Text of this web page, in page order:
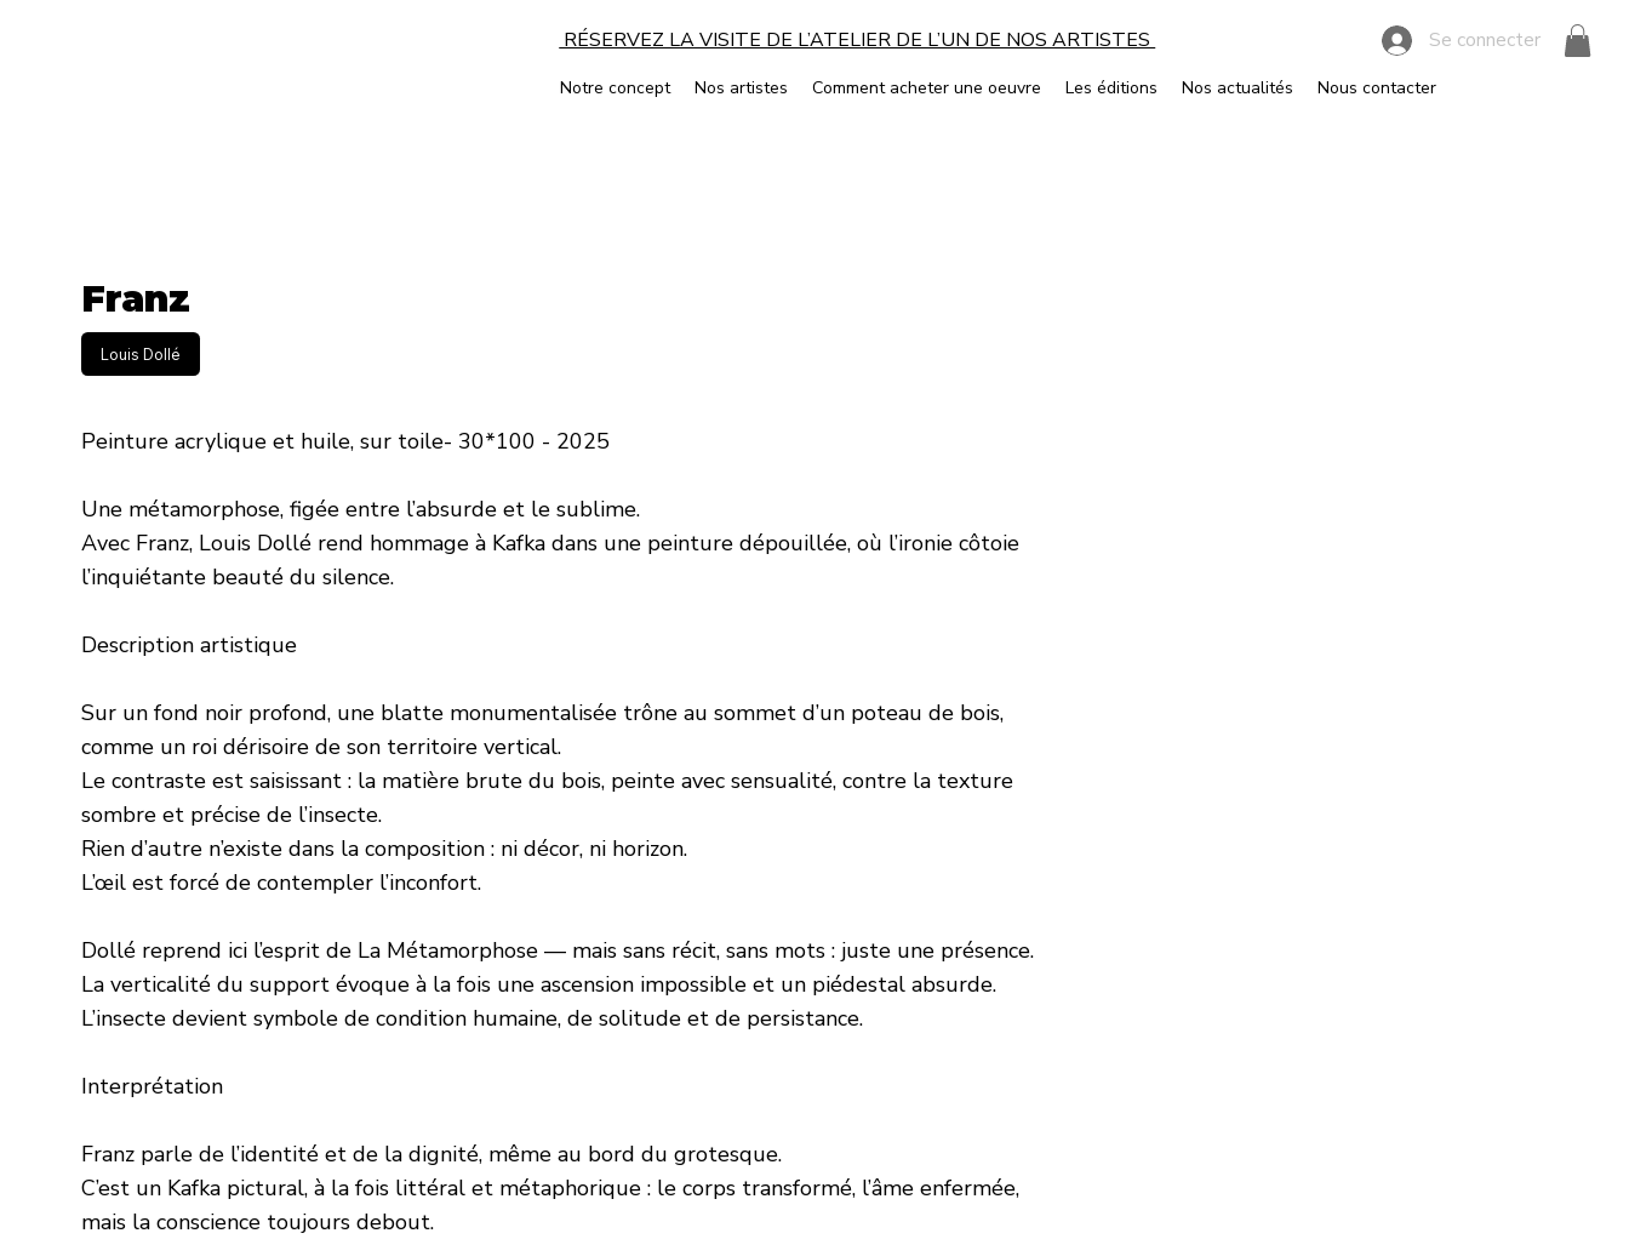
RÉSERVEZ LA VISITE DE L’ATELIER DE L’UN DE NOS ARTISTES
Notre concept Nos artistes Comment acheter une oeuvre Les éditions Nos actualités Nous contacter
Se connecter
Franz
Louis Dollé
Peinture acrylique et huile, sur toile- 30*100 - 2025
Une métamorphose, figée entre l’absurde et le sublime.
Avec Franz, Louis Dollé rend hommage à Kafka dans une peinture dépouillée, où l’ironie côtoie
l’inquiétante beauté du silence.
Description artistique
Sur un fond noir profond, une blatte monumentalisée trône au sommet d’un poteau de bois,
comme un roi dérisoire de son territoire vertical.
Le contraste est saisissant : la matière brute du bois, peinte avec sensualité, contre la texture
sombre et précise de l’insecte.
Rien d’autre n’existe dans la composition : ni décor, ni horizon.
L’œil est forcé de contempler l’inconfort.
Dollé reprend ici l’esprit de La Métamorphose — mais sans récit, sans mots : juste une présence.
La verticalité du support évoque à la fois une ascension impossible et un piédestal absurde.
L’insecte devient symbole de condition humaine, de solitude et de persistance.
Interprétation
Franz parle de l’identité et de la dignité, même au bord du grotesque.
C’est un Kafka pictural, à la fois littéral et métaphorique : le corps transformé, l’âme enfermée,
mais la conscience toujours debout.